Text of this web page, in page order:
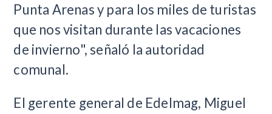
Punta Arenas y para los miles de turistas
que nos visitan durante las vacaciones
de invierno", señaló la autoridad
comunal.
El gerente general de Edelmag, Miguel